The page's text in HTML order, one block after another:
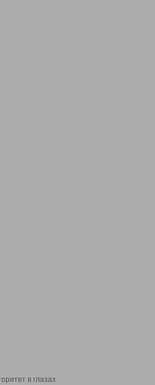
в глазах